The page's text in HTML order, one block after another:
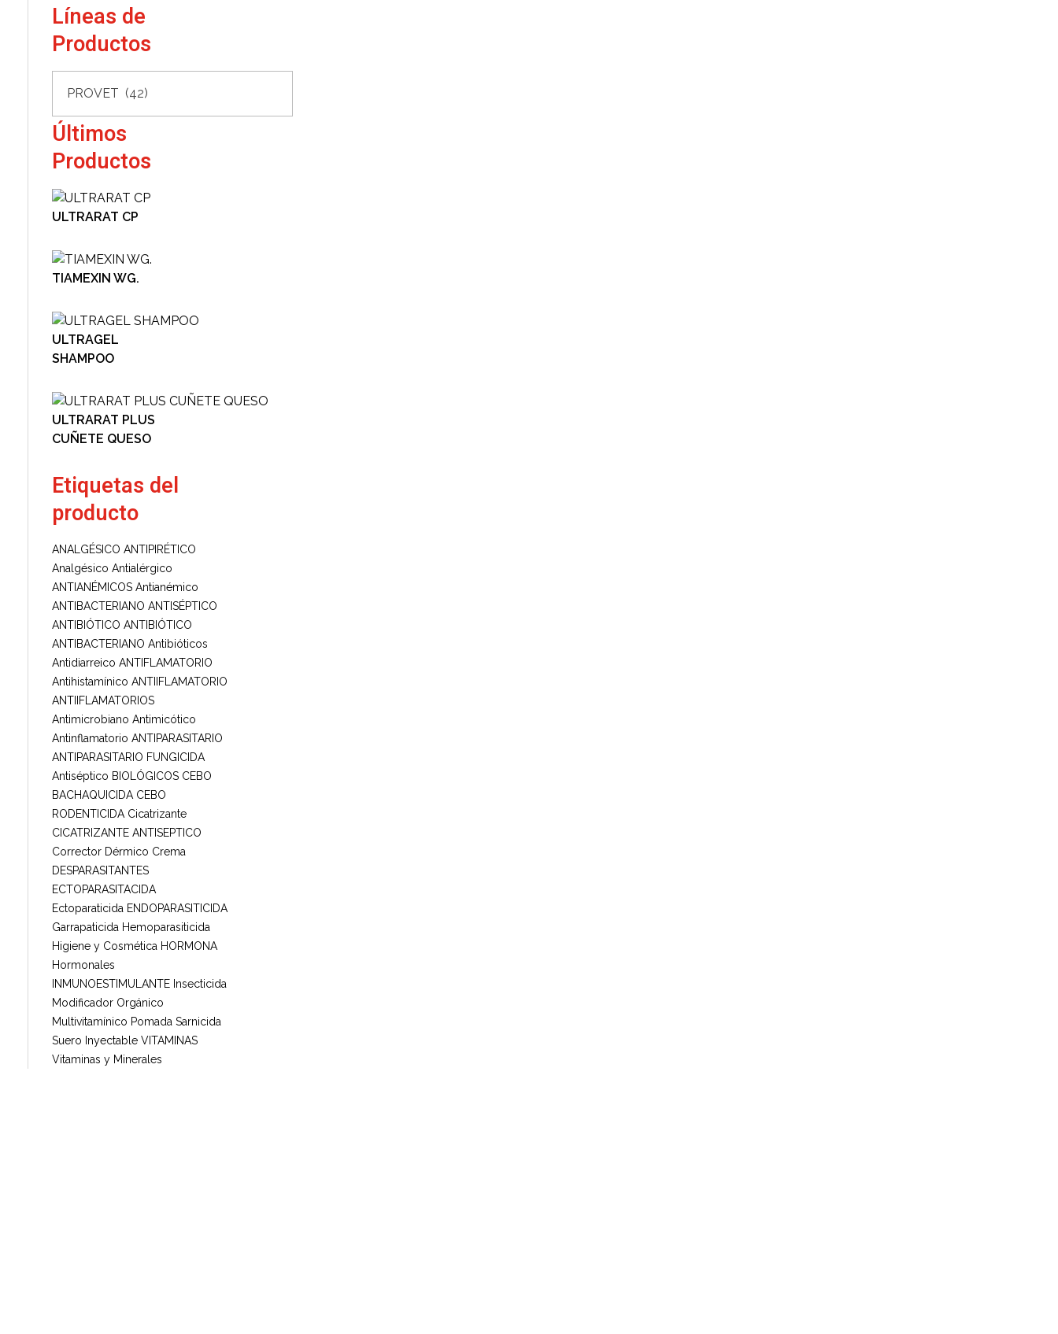
productos
Líneas de
Productos
Últimos
Productos
ULTRARAT CP
TIAMEXIN WG.
ULTRAGEL
SHAMPOO
ULTRARAT PLUS
CUÑETE QUESO
Etiquetas del
producto
ANALGÉSICO ANTIPIRÉTICO
Analgésico Antialérgico
ANTIANÉMICOS Antianémico
ANTIBACTERIANO ANTISÉPTICO
ANTIBIÓTICO ANTIBIÓTICO
ANTIBACTERIANO Antibióticos
Antidiarreico ANTIFLAMATORIO
Antihistamínico ANTIIFLAMATORIO
ANTIIFLAMATORIOS
Antimicrobiano Antimicótico
Antinflamatorio ANTIPARASITARIO
ANTIPARASITARIO FUNGICIDA
Antiséptico BIOLÓGICOS CEBO
BACHAQUICIDA CEBO
RODENTICIDA Cicatrizante
CICATRIZANTE ANTISEPTICO
Corrector Dérmico Crema
DESPARASITANTES
ECTOPARASITACIDA
Ectoparaticida ENDOPARASITICIDA
Garrapaticida Hemoparasiticida
Higiene y Cosmética HORMONA
Hormonales
INMUNOESTIMULANTE Insecticida
Modificador Orgánico
Multivitamínico Pomada Sarnicida
Suero Inyectable VITAMINAS
Vitaminas y Minerales